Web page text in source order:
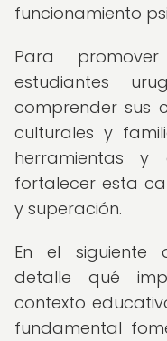
funcionamiento
Para
estudiantes
comprender sus
culturales y
herramientas
fortalecer esta
y superación.
En el siguiente
detalle qué
contexto
fundamental